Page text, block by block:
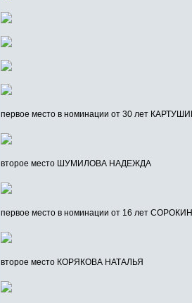
первое место в номинации от 30 лет
второе место ШУМИЛОВА НАДЕЖДА
первое место в номинации от 16 лет
второе место КОРЯКОВА НАТАЛЬЯ